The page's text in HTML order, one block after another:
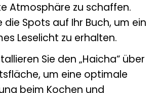
Atmosphäre zu schaffen.
die Spots auf Ihr Buch, um ein
Leselicht zu erhalten.
Sie den „Haicha“ über
um eine optimale
beim Kochen und